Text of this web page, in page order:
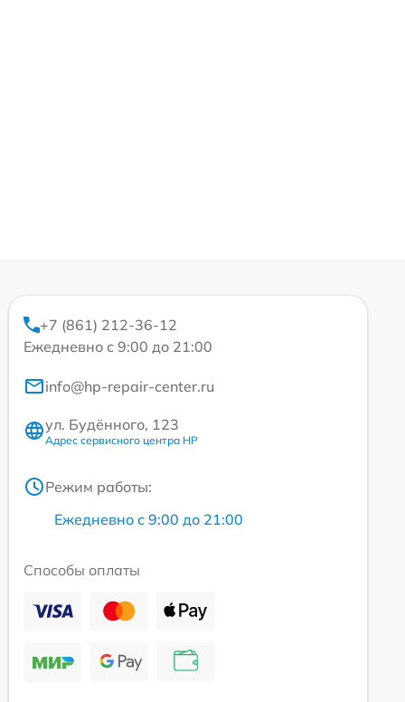
+7 (861) 212-36-12
Ежедневно с 9:00 до 21:00
info@hp-repair-center.ru
ул. Будённого, 123
Адрес сервисного центра HP
Режим работы:
Ежедневно с 9:00 до 21:00
Способы оплаты